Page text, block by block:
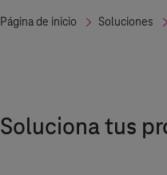
Página de inicio Soluciones
Soluciona tus